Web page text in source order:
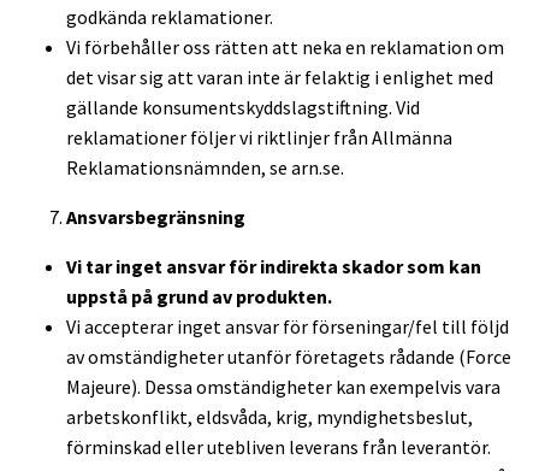
godkända reklamationer.
Vi förbehåller oss rätten att neka en reklamation om
det visar sig att varan inte är felaktig i enlighet med
gällande konsumentskyddslagstiftning. Vid
reklamationer följer vi riktlinjer från Allmänna
Reklamationsnämnden, se arn.se.
Ansvarsbegränsning
Vi tar inget ansvar för indirekta skador som kan
uppstå på grund av produkten.
Vi accepterar inget ansvar för förseningar/fel till följd
av omständigheter utanför företagets rådande (Force
Majeure). Dessa omständigheter kan exempelvis vara
arbetskonflikt, eldsvåda, krig, myndighetsbeslut,
förminskad eller utebliven leverans från leverantör.